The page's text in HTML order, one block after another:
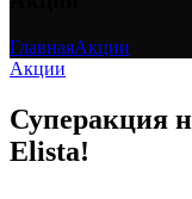
ГлавнаяАкции
Акции
Суперакция
Elista!